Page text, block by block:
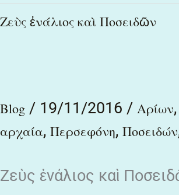
Ζεὺς ἐνάλιος καὶ Ποσειδῶν
Blog / 19/11/2016 / Αρίων,
αρχαία, Περσεφόνη, Ποσειδών
Ζεὺς ἐνάλιος καὶ
Ζεὺς